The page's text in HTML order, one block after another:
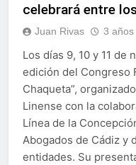
celebrará entre
Juan Rivas 3
Los días 9, 10 y 11 de
edición del Congreso
Chaqueta”,
Linense con la
Línea de la
Abogados de Cádiz y
entidades. Su